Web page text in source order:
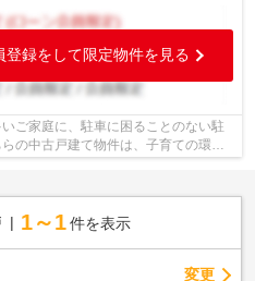
登録をして限定物件を見る
ご家庭に、駐車に困ることのない駐
の中古戸建て物件は、子育ての環境
都...
1～1 件を表示
変更